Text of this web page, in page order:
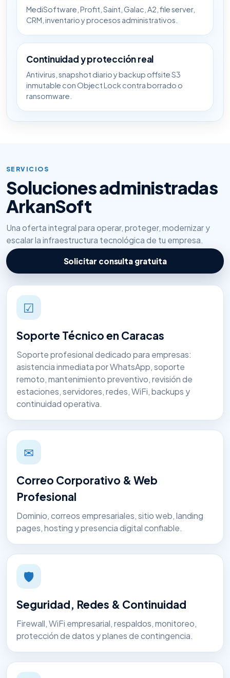
MediSoftware, Profit, Saint, Galac, A2, file server,
CRM, inventario y procesos administrativos.
Continuidad y protección real
Antivirus, snapshot diario y backup offsite S3
inmutable con Object Lock contra borrado o
ransomware.
SERVICIOS
Soluciones administradas
ArkanSoft
Una oferta integral para operar, proteger, modernizar y
escalar la infraestructura tecnológica de tu empresa.
Solicitar consulta gratuita
☑
Soporte Técnico en Caracas
Soporte profesional dedicado para empresas:
asistencia inmediata por WhatsApp, soporte
remoto, mantenimiento preventivo, revisión de
estaciones, servidores, redes, WiFi, backups y
continuidad operativa.
✉
Correo Corporativo & Web
Profesional
Dominio, correos empresariales, sitio web, landing
pages, hosting y presencia digital confiable.
🛡
Seguridad, Redes & Continuidad
Firewall, WiFi empresarial, respaldos, monitoreo,
protección de datos y planes de contingencia.